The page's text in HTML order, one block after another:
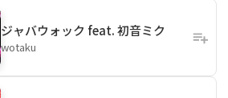
ジャバウォック feat. 初音ミク
wotaku